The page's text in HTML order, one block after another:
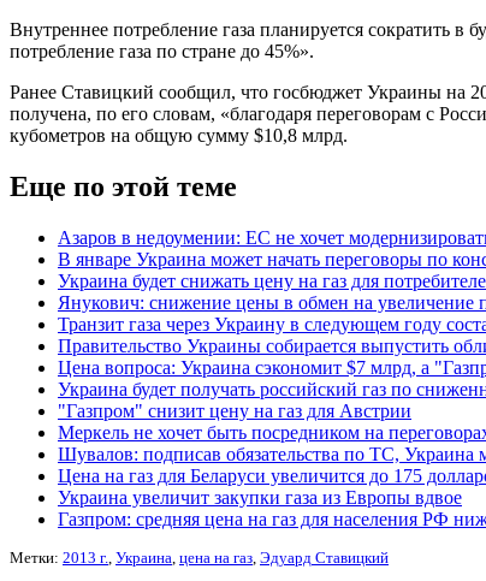
Внутреннее потребление газа планируется сократить
потребление газа по стране до 45%».
Ранее Ставицкий сообщил, что госбюджет Украины на
получена, по его словам, «благодаря переговорам с
кубометров на общую сумму $10,8 млрд.
Еще по этой теме
Азаров в недоумении: ЕС не хочет
В январе Украина может начать переговоры по
Украина будет снижать цену на газ для
Янукович: снижение цены в обмен на увеличение
Транзит газа через Украину в следующем году
Правительство Украины собирается выпустить
Цена вопроса: Украина сэкономит $7 млрд, а
Украина будет получать российский газ по
"Газпром" снизит цену на газ для Австрии
Меркель не хочет быть посредником на
Шувалов: подписав обязательства по ТС, Украина
Цена на газ для Беларуси увеличится до 175
Украина увеличит закупки газа из Европы вдвое
Газпром: средняя цена на газ для населения РФ
Метки: 2013 г. Украина цена на газ Эдуард Ставицкий